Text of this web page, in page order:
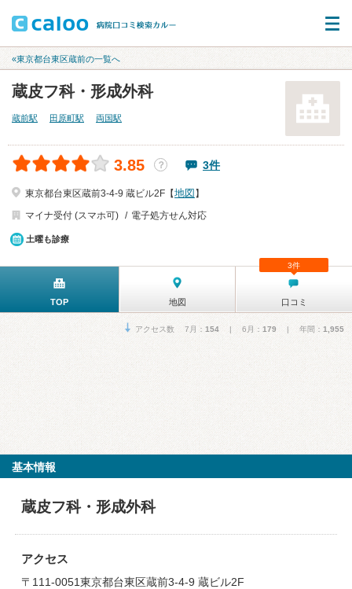
«東京都台東区蔵前の一覧へ
蔵皮フ科・形成外科
蔵前駅 田原町駅 両国駅
3.85 ？ 3件
東京都台東区蔵前3-4-9 蔵ビル2F【地図 】
マイナ受付 (スマホ可)
電子処方せん対応
土曜も診療
TOP 地図 口コミ
3件
アクセス数 7月： 154 | 6月： 179 | 年間： 1,955
基本情報
蔵皮フ科・形成外科
アクセス
〒111-0051東京都台東区蔵前3-4-9 蔵ビル2F